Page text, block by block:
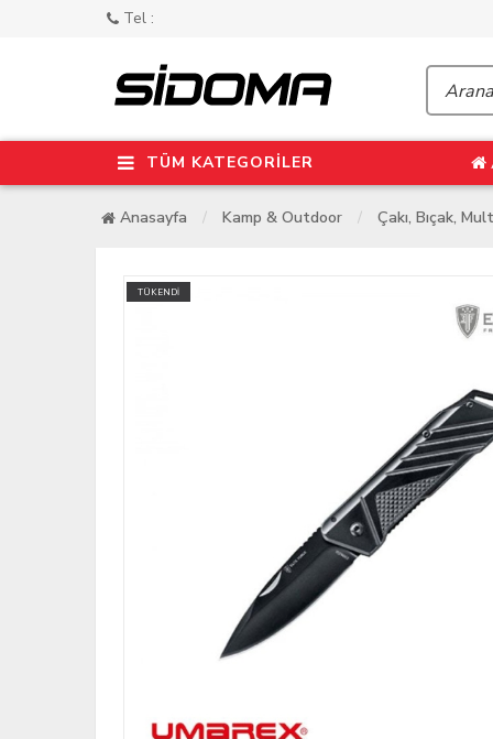
Tel :
TÜM KATEGORİLER
Anasayfa Kamp & Outdoor Çakı, Bıçak,
TÜKENDİ